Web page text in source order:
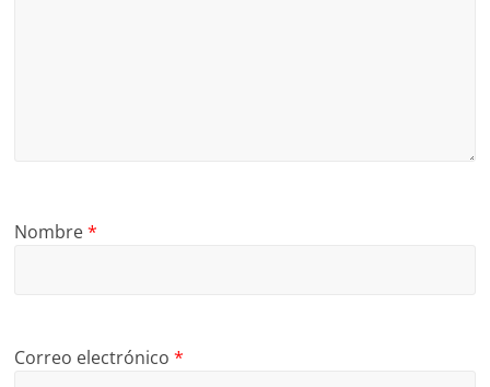
Nombre*
Correo electrónico*